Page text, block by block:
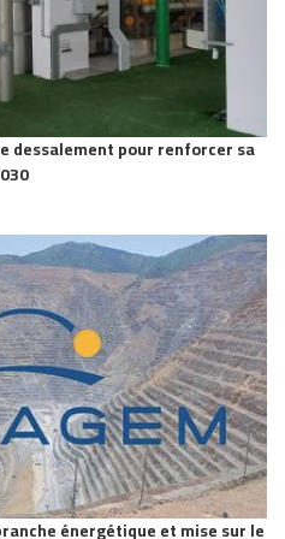
dessalement pour renforcer sa
énergétique et mise sur le